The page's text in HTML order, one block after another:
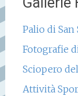
Palio di San
Fotografie
Sciopero
Attività